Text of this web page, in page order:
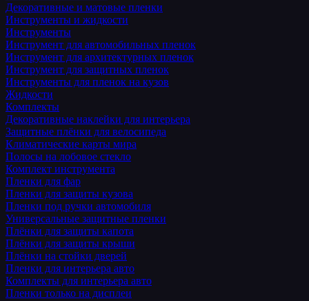
Декоративные и матовые пленки
Инструменты и жидкости
Инструменты
Инструмент для автомобильных пленок
Инструмент для архитектурных пленок
Инструмент для защитных пленок
Инструменты для пленок на кузов
Жидкости
Комплекты
Декоративные наклейки для интерьера
Защитные плёнки для велосипеда
Климатические карты мира
Полосы на лобовое стекло
Комплект инструмента
Пленки для фар
Пленки для защиты кузова
Пленки под ручки автомобиля
Универсальные защитные пленки
Плёнки для защиты капота
Плёнки для защиты крыши
Плёнки на стойки дверей
Пленки для интерьера авто
Комплекты для интерьера авто
Пленки только на дисплеи